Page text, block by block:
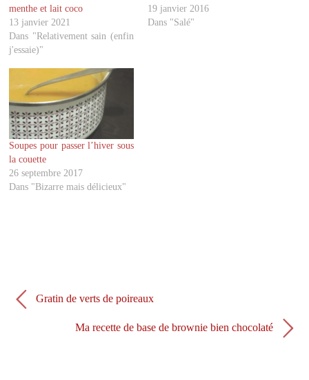
r
s
u
r
T
w
t
e
r
(
o
u
v
r
e
d
a
n
s
u
e
r
s
u
r
F
e
b
o
k
(
o
u
v
r
d
a
n
s
e
f
menthe et lait coco
13 janvier 2021
Dans "Relativement sain (enfin
j'essaie)"
19 janvier 2016
Dans "Salé"
Soupes pour passer l’hiver sous
la couette
26 septembre 2017
Dans "Bizarre mais délicieux"
Gratin de verts de poireaux
Ma recette de base de brownie bien chocolaté